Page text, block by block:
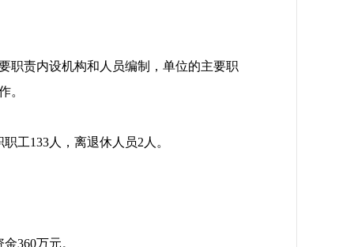
职责内设机构和人员编制，单位的主要职
。
工133人，离退休人员2人。
360万元。